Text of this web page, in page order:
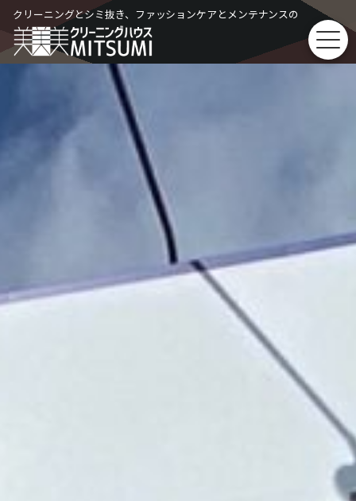
Skip
to
content
クリーニングとシミ抜き、ファッションケアとメンテナンスの